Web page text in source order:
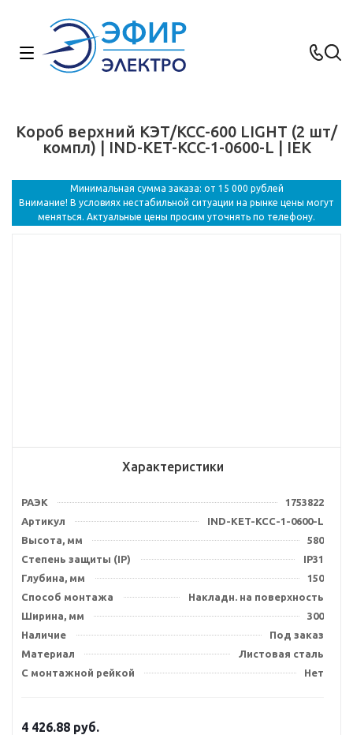
Короб верхний КЭТ/КСС-600 LIGHT (2 шт/
компл) | IND-KET-KCC-1-0600-L | IEK
Минимальная сумма заказа: от 15 000 рублей
Внимание! В условиях нестабильной ситуации на рынке цены могут
меняться. Актуальные цены просим уточнять по телефону.
Характеристики
РАЭК
1753822
Артикул
IND-KET-KCC-1-0600-L
Высота, мм
580
Степень защиты (IP)
IP31
Глубина, мм
150
Способ монтажа
Накладн. на поверхность
Ширина, мм
300
Наличие
Под заказ
Материал
Листовая сталь
С монтажной рейкой
Нет
4 426.88 руб.